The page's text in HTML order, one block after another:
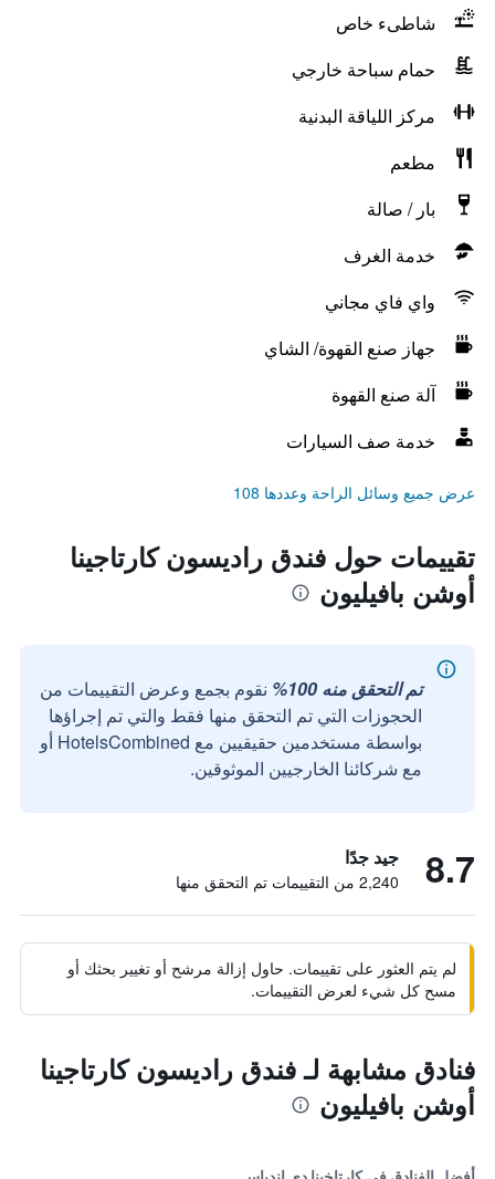
شاطىء خاص
حمام سباحة خارجي
مركز اللياقة البدنية
مطعم
بار / صالة
خدمة الغرف
واي فاي مجاني
جهاز صنع القهوة/ الشاي
آلة صنع القهوة
خدمة صف السيارات
عرض جميع وسائل الراحة وعددها 108
تقييمات حول فندق راديسون كارتاجينا
أوشن بافيليون
تم التحقق منه 100%
نقوم بجمع وعرض التقييمات من
الحجوزات التي تم التحقق منها فقط والتي تم إجراؤها
بواسطة مستخدمين حقيقيين مع HotelsCombined أو
مع شركائنا الخارجيين الموثوقين.
8.7 جيد جدًا
2,240 من التقييمات تم التحقق منها
لم يتم العثور على تقييمات. حاول إزالة مرشح أو تغيير بحثك أو
مسح كل شيء لعرض التقييمات.
فنادق مشابهة لـ فندق راديسون كارتاجينا
أوشن بافيليون